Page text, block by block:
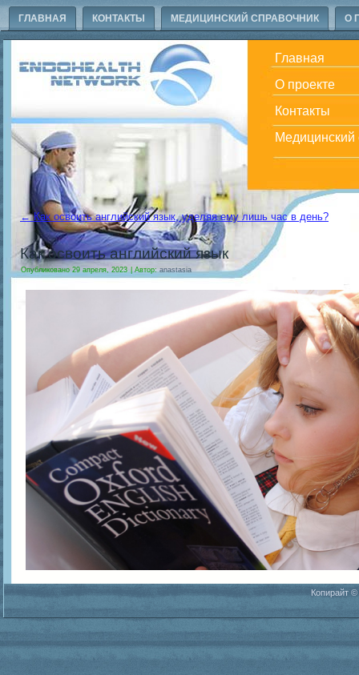
ГЛАВНАЯ КОНТАКТЫ МЕДИЦИНСКИЙ СПРАВОЧНИК О
Главная
О проекте
Контакты
Медицинский
←Как освоить английский язык, уделяя ему лишь час в день?
Как освоить английский язык
Опубликовано 29 апреля, 2023|Автор: anastasia
Копирайт